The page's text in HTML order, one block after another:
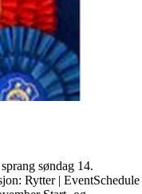
søndag 14.
Rytter | EventSchedule